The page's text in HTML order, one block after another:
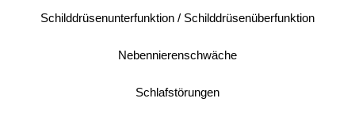
Schilddrüsenunterfunktion / Schilddrüsenüberfunktion
Nebennierenschwäche
Schlafstörungen